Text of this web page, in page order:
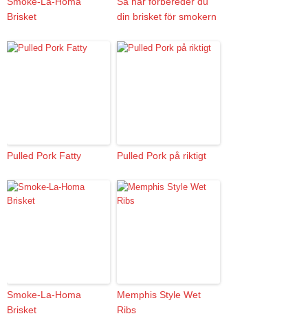
Brisket
din brisket för smokern
Pulled Pork Fatty Pulled Pork på riktigt
Smoke-La-Homa
Brisket
Memphis Style Wet
Ribs